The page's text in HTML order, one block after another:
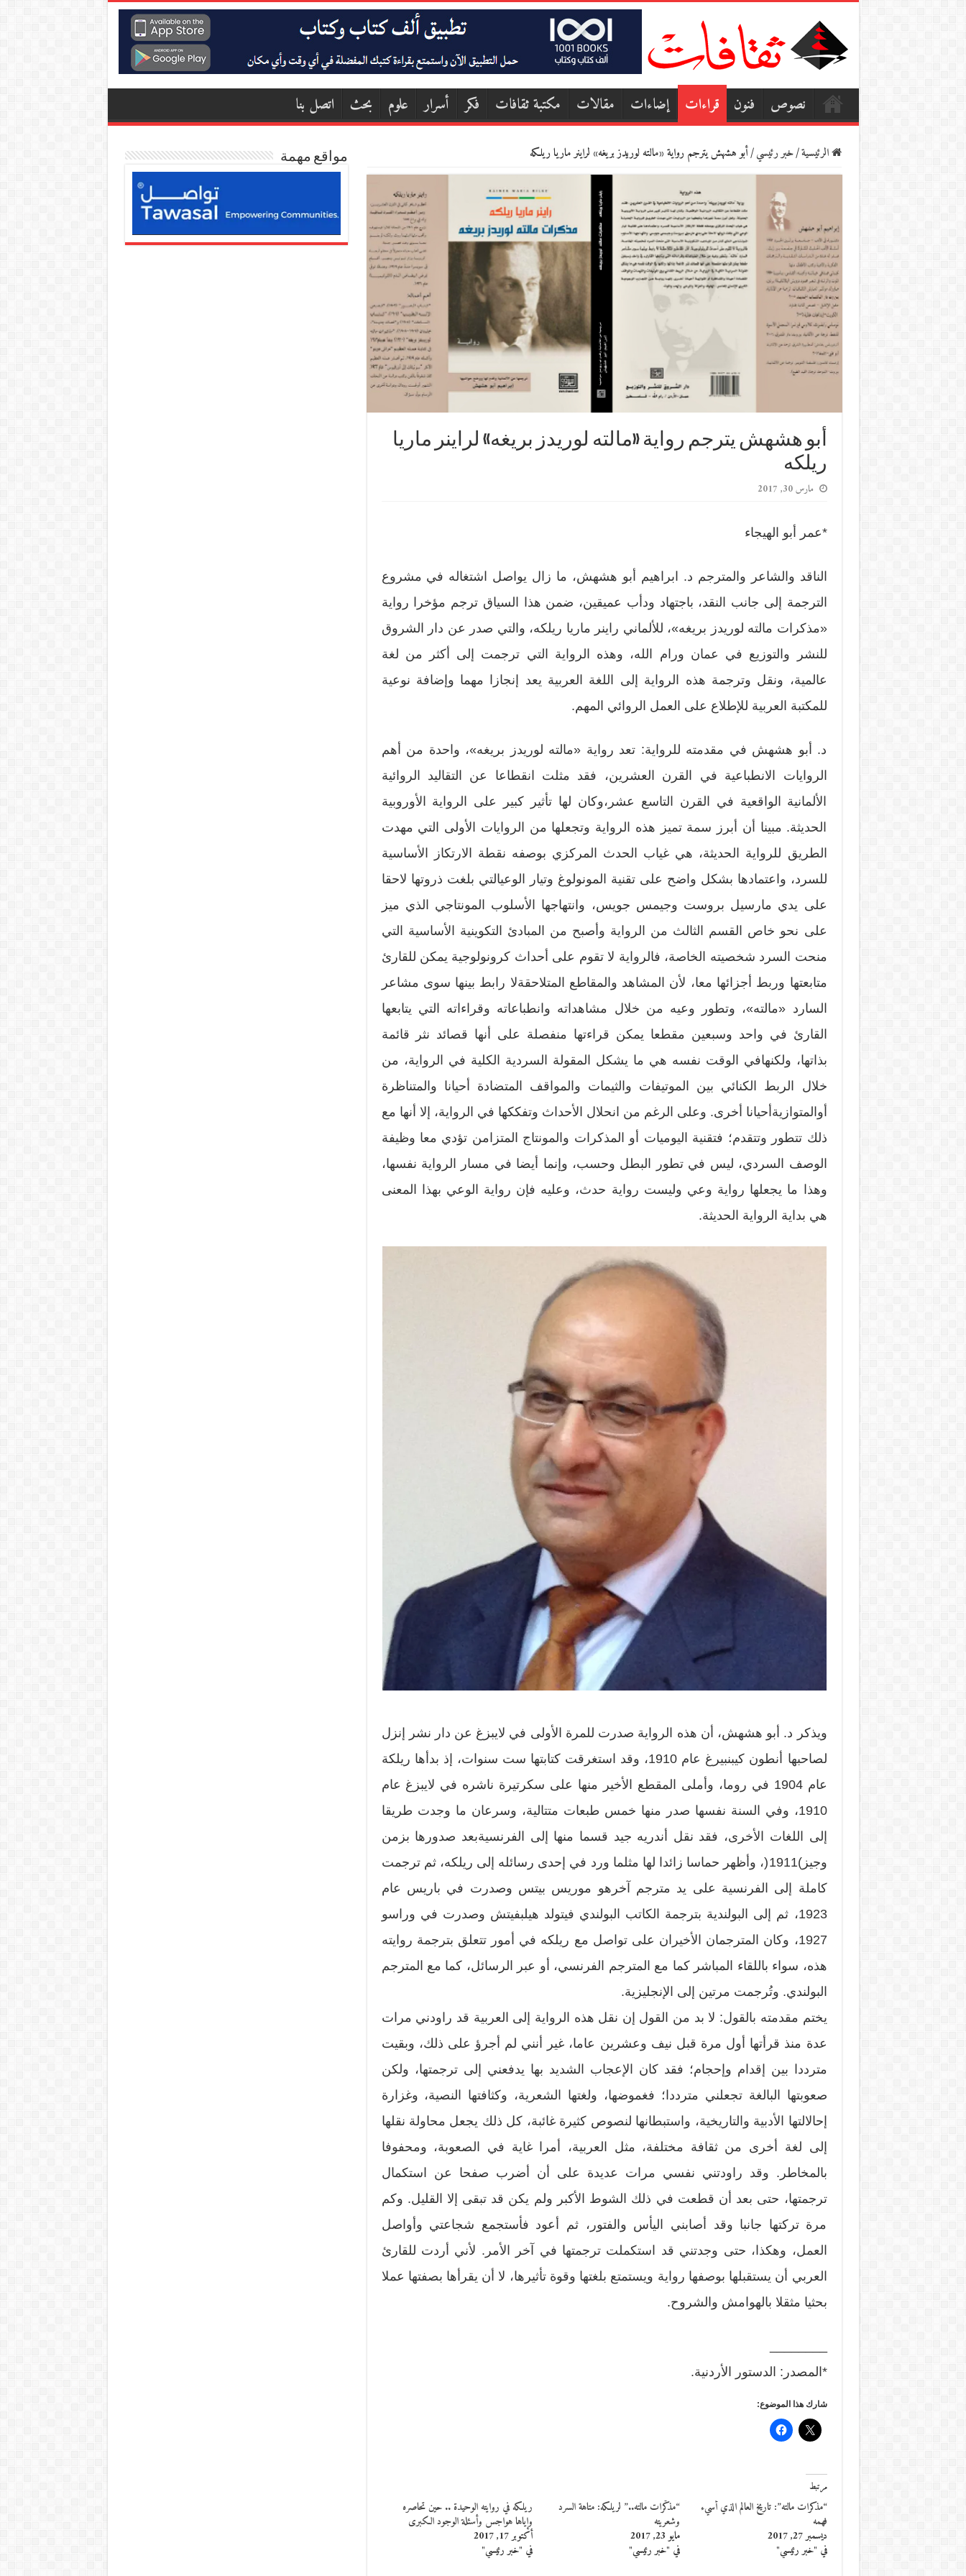
نصوص فنون قراءات إضاءات مقالات مكتبة ثقافات فكر أسرار علوم بحث اتصل بنا
الرئيسية/خبر رئيسي/أبو هشهش يترجم رواية «مالته لوريدز بريغه» لراينر ماريا ريلكه
أبو هشهش يترجم رواية «مالته لوريدز بريغه» لراينر ماريا
ريلكه
مارس 30, 2017
*عمر أبو الهيجاء
الناقد والشاعر والمترجم د. ابراهيم أبو هشهش، ما زال يواصل اشتغاله في مشروع
الترجمة إلى جانب النقد، باجتهاد ودأب عميقين، ضمن هذا السياق ترجم مؤخرا رواية
«مذكرات مالته لوريدز بريغه»، للألماني راينر ماريا ريلكه، والتي صدر عن دار الشروق
للنشر والتوزيع في عمان ورام الله، وهذه الرواية التي ترجمت إلى أكثر من لغة
عالمية، ونقل وترجمة هذه الرواية إلى اللغة العربية يعد إنجازا مهما وإضافة نوعية
للمكتبة العربية للإطلاع على العمل الروائي المهم.
د. أبو هشهش في مقدمته للرواية: تعد رواية «مالته لوريدز بريغه»، واحدة من أهم
الروايات الانطباعية في القرن العشرين، فقد مثلت انقطاعا عن التقاليد الروائية
الألمانية الواقعية في القرن التاسع عشر،وكان لها تأثير كبير على الرواية الأوروبية
الحديثة. مبينا أن أبرز سمة تميز هذه الرواية وتجعلها من الروايات الأولى التي مهدت
الطريق للرواية الحديثة، هي غياب الحدث المركزي بوصفه نقطة الارتكاز الأساسية
للسرد، واعتمادها بشكل واضح على تقنية المونولوغ وتيار الوعيالتي بلغت ذروتها لاحقا
على يدي مارسيل بروست وجيمس جويس، وانتهاجها الأسلوب المونتاجي الذي ميز
على نحو خاص القسم الثالث من الرواية وأصبح من المبادئ التكوينية الأساسية التي
منحت السرد شخصيته الخاصة، فالرواية لا تقوم على أحداث كرونولوجية يمكن للقارئ
متابعتها وربط أجزائها معا، لأن المشاهد والمقاطع المتلاحقةلا رابط بينها سوى مشاعر
السارد «مالته»، وتطور وعيه من خلال مشاهداته وانطباعاته وقراءاته التي يتابعها
القارئ في واحد وسبعين مقطعا يمكن قراءتها منفصلة على أنها قصائد نثر قائمة
بذاتها، ولكنهافي الوقت نفسه هي ما يشكل المقولة السردية الكلية في الرواية، من
خلال الربط الكنائي بين الموتيفات والثيمات والمواقف المتضادة أحيانا والمتناظرة
أوالمتوازيةأحيانا أخرى. وعلى الرغم من انحلال الأحداث وتفككها في الرواية، إلا أنها مع
ذلك تتطور وتتقدم؛ فتقنية اليوميات أو المذكرات والمونتاج المتزامن تؤدي معا وظيفة
الوصف السردي، ليس في تطور البطل وحسب، وإنما أيضا في مسار الرواية نفسها،
وهذا ما يجعلها رواية وعي وليست رواية حدث، وعليه فإن رواية الوعي بهذا المعنى
هي بداية الرواية الحديثة.
ويذكر د. أبو هشهش، أن هذه الرواية صدرت للمرة الأولى في لايبزغ عن دار نشر إنزل
لصاحبها أنطون كيبنبيرغ عام 1910، وقد استغرقت كتابتها ست سنوات، إذ بدأها ريلكة
عام 1904 في روما، وأملى المقطع الأخير منها على سكرتيرة ناشره في لايبزغ عام
1910، وفي السنة نفسها صدر منها خمس طبعات متتالية، وسرعان ما وجدت طريقا
إلى اللغات الأخرى، فقد نقل أندريه جيد قسما منها إلى الفرنسيةبعد صدورها بزمن
وجيز)1911(، وأظهر حماسا زائدا لها مثلما ورد في إحدى رسائله إلى ريلكه، ثم ترجمت
كاملة إلى الفرنسية على يد مترجم آخرهو موريس بيتس وصدرت في باريس عام
1923، ثم إلى البولندية بترجمة الكاتب البولندي فيتولد هيلبفيتش وصدرت في وراسو
1927، وكان المترجمان الأخيران على تواصل مع ريلكه في أمور تتعلق بترجمة روايته
هذه، سواء باللقاء المباشر كما مع المترجم الفرنسي، أو عبر الرسائل، كما مع المترجم
البولندي. وتُرجمت مرتين إلى الإنجليزية.
يختم مقدمته بالقول: لا بد من القول إن نقل هذه الرواية إلى العربية قد راودني مرات
عدة منذ قرأتها أول مرة قبل نيف وعشرين عاما، غير أنني لم أجرؤ على ذلك، وبقيت
مترددا بين إقدام وإحجام؛ فقد كان الإعجاب الشديد بها يدفعني إلى ترجمتها، ولكن
صعوبتها البالغة تجعلني مترددا؛ فغموضها، ولغتها الشعرية، وكثافتها النصية، وغزارة
إحالالتها الأدبية والتاريخية، واستبطانها لنصوص كثيرة غائبة، كل ذلك يجعل محاولة نقلها
إلى لغة أخرى من ثقافة مختلفة، مثل العربية، أمرا غاية في الصعوبة، ومحفوفا
بالمخاطر. وقد راودتني نفسي مرات عديدة على أن أضرب صفحا عن استكمال
ترجمتها، حتى بعد أن قطعت في ذلك الشوط الأكبر ولم يكن قد تبقى إلا القليل. وكم
مرة تركتها جانبا وقد أصابني اليأس والفتور، ثم أعود فأستجمع شجاعتي وأواصل
العمل، وهكذا، حتى وجدتني قد استكملت ترجمتها في آخر الأمر. لأني أردت للقارئ
العربي أن يستقبلها بوصفها رواية ويستمتع بلغتها وقوة تأثيرها، لا أن يقرأها بصفتها عملا
بحثيا مثقلا بالهوامش والشروح.
*المصدر: الدستور الأردنية.
شارك هذا الموضوع:
مرتبط
“مذكرات مالته”: تاريخ العالم الذي أسيء
فهمه
ديسمبر 27, 2017
في "خبر رئيسي"
“مذكّرات مالته..” لريلكه: متاهة السرد
وشعريته
مايو 23, 2017
في "خبر رئيسي"
ريلكه في روايته الوحيدة .. حين تحاصره
وإياها هواجس وأسئلة الوجود الكبرى
أكتوبر 17, 2017
في "خبر رئيسي"
مواقع مهمة